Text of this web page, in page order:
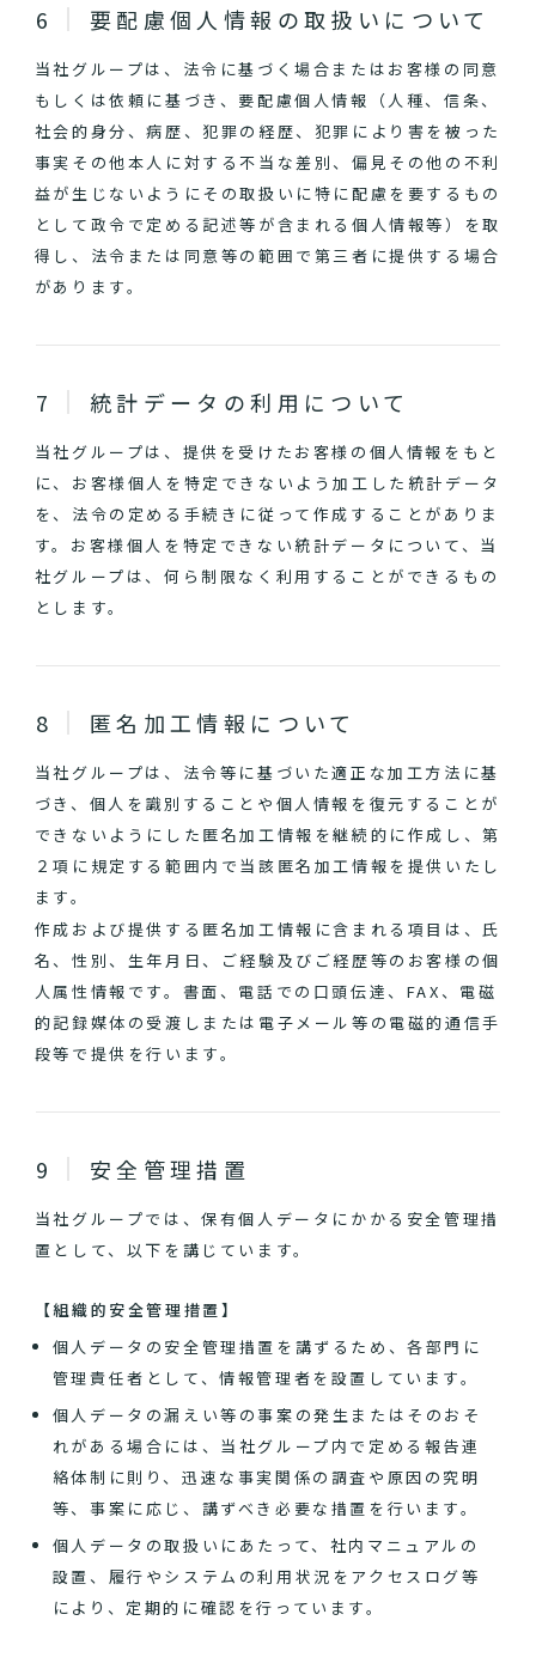
要配慮個人情報の取扱いについて
当社グループは、法令に基づく場合またはお客様の同意
もしくは依頼に基づき、要配慮個人情報（人種、信条、
社会的身分、病歴、犯罪の経歴、犯罪により害を被った
事実その他本人に対する不当な差別、偏見その他の不利
益が生じないようにその取扱いに特に配慮を要するもの
として政令で定める記述等が含まれる個人情報等）を取
得し、法令または同意等の範囲で第三者に提供する場合
があります。
統計データの利用について
当社グループは、提供を受けたお客様の個人情報をもと
に、お客様個人を特定できないよう加工した統計データ
を、法令の定める手続きに従って作成することがありま
す。お客様個人を特定できない統計データについて、当
社グループは、何ら制限なく利用することができるもの
とします。
匿名加工情報について
当社グループは、法令等に基づいた適正な加工方法に基
づき、個人を識別することや個人情報を復元することが
できないようにした匿名加工情報を継続的に作成し、第
２項に規定する範囲内で当該匿名加工情報を提供いたし
ます。
作成および提供する匿名加工情報に含まれる項目は、氏
名、性別、生年月日、ご経験及びご経歴等のお客様の個
人属性情報です。書面、電話での口頭伝達、FAX、電磁
的記録媒体の受渡しまたは電子メール等の電磁的通信手
段等で提供を行います。
安全管理措置
当社グループでは、保有個人データにかかる安全管理措
置として、以下を講じています。
【組織的安全管理措置】
個人データの安全管理措置を講ずるため、各部門に
管理責任者として、情報管理者を設置しています。
個人データの漏えい等の事案の発生またはそのおそ
れがある場合には、当社グループ内で定める報告連
絡体制に則り、迅速な事実関係の調査や原因の究明
等、事案に応じ、講ずべき必要な措置を行います。
個人データの取扱いにあたって、社内マニュアルの
設置、履行やシステムの利用状況をアクセスログ等
により、定期的に確認を行っています。